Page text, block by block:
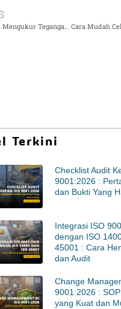
Panduan Cara Mengukur Tegangan Baterai Menggunakan Multimeter Digital dan Analog
Terkini
Checklist Audit
9001:2026 :
dan Bukti Yang
Integrasi ISO
dengan ISO
45001 : Cara
dan Audit
Change
9001:2026 :
yang Kuat dan